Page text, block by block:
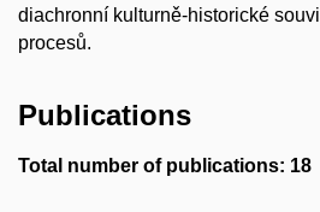
diachronní kulturně-historické
procesů.
Publications
Total number of publications: 18